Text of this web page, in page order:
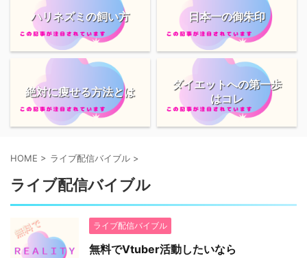
ハリネズミの飼い方 日本一の御朱印
絶対に痩せる方法とは
ダイエットへの第一歩
はコレ
HOME > ライブ配信バイブル >
ライブ配信バイブル
ライブ配信バイブル
無料でVtuber活動したいなら